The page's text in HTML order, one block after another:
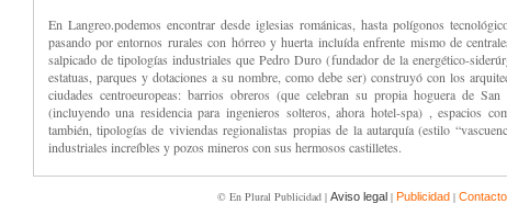
En Langreo.podemos encontrar desde iglesias románicas, hasta polígonos
pasando por entornos rurales con hórreo y huerta incluída enfrente mismo de
salpicado de tipologías industriales que Pedro Duro (fundador de la energético-
estatuas, parques y dotaciones a su nombre, como debe ser) construyó con los
ciudades centroeuropeas: barrios obreros (que celebran su propia hoguera de
(incluyendo una residencia para ingenieros solteros, ahora hotel-spa) , espacios
también, tipologías de viviendas regionalistas propias de la autarquía (estilo
industriales increíbles y pozos mineros con sus hermosos castilletes.
© En Plural Publicidad | Aviso legal | Publicidad | Contacto